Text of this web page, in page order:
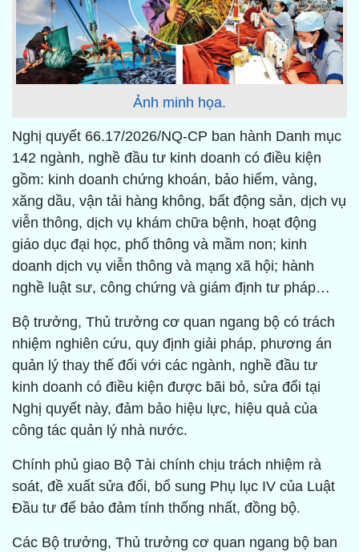
Ảnh minh họa.
Nghị quyết 66.17/2026/NQ-CP ban hành Danh mục
142 ngành, nghề đầu tư kinh doanh có điều kiện
gồm: kinh doanh chứng khoán, bảo hiểm, vàng,
xăng dầu, vận tải hàng không, bất động sản, dịch vụ
viễn thông, dịch vụ khám chữa bệnh, hoạt động
giáo dục đại học, phổ thông và mầm non; kinh
doanh dịch vụ viễn thông và mạng xã hội; hành
nghề luật sư, công chứng và giám định tư pháp…
Bộ trưởng, Thủ trưởng cơ quan ngang bộ có trách
nhiệm nghiên cứu, quy định giải pháp, phương án
quản lý thay thế đối với các ngành, nghề đầu tư
kinh doanh có điều kiện được bãi bỏ, sửa đổi tại
Nghị quyết này, đảm bảo hiệu lực, hiệu quả của
công tác quản lý nhà nước.
Chính phủ giao Bộ Tài chính chịu trách nhiệm rà
soát, đề xuất sửa đổi, bổ sung Phụ lục IV của Luật
Đầu tư để bảo đảm tính thống nhất, đồng bộ.
Các Bộ trưởng, Thủ trưởng cơ quan ngang bộ ban